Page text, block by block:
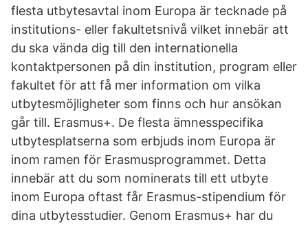
flesta utbytesavtal inom Europa är tecknade på
institutions- eller fakultetsnivå vilket innebär att
du ska vända dig till den internationella
kontaktpersonen på din institution, program eller
fakultet för att få mer information om vilka
utbytesmöjligheter som finns och hur ansökan
går till. Erasmus+. De flesta ämnesspecifika
utbytesplatserna som erbjuds inom Europa är
inom ramen för Erasmusprogrammet. Detta
innebär att du som nominerats till ett utbyte
inom Europa oftast får Erasmus-stipendium för
dina utbytesstudier. Genom Erasmus+ har du